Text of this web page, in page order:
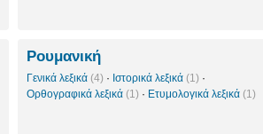
Ρουμανική
Γενικά λεξικά (4) · Ιστορικά λεξικά (1) ·
Ορθογραφικά λεξικά (1) · Ετυμολογικά λεξικά (1)